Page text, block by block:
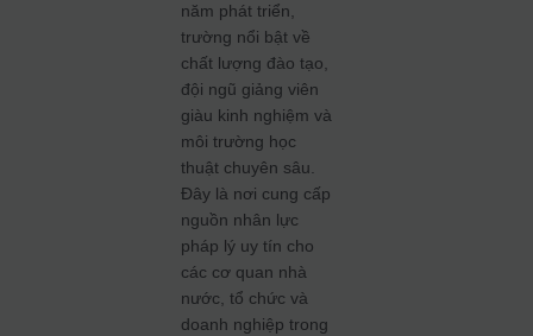
năm phát triển,
trường nổi bật về
chất lượng đào tạo,
đội ngũ giảng viên
giàu kinh nghiệm và
môi trường học
thuật chuyên sâu.
Đây là nơi cung cấp
nguồn nhân lực
pháp lý uy tín cho
các cơ quan nhà
nước, tổ chức và
doanh nghiệp trong